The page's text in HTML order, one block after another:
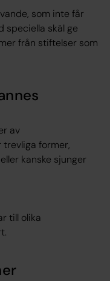
som inte får
speciella skäl ge
från stiftelser som
av
former,
kanske sjunger
till olika